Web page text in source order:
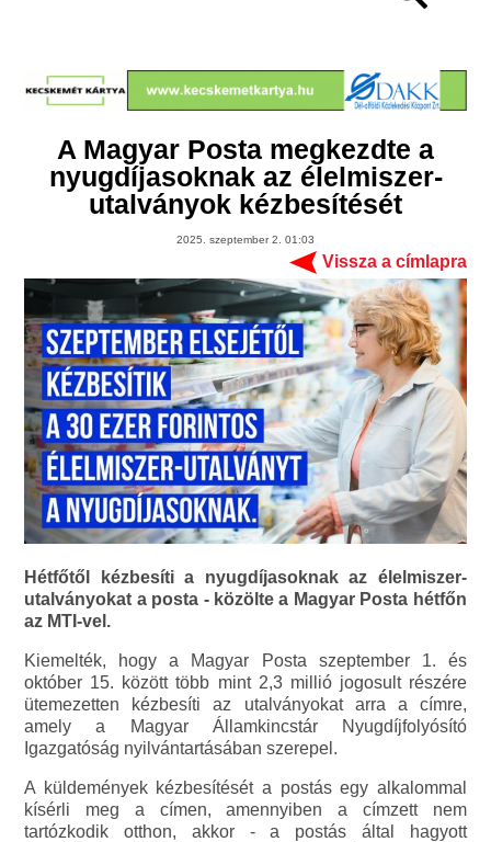
A Magyar Posta megkezdte a
nyugdíjasoknak az élelmiszer-
utalványok kézbesítését
2025. szeptember 2. 01:03
Vissza a címlapra
Hétfőtől kézbesíti a nyugdíjasoknak az élelmiszer-
utalványokat a posta - közölte a Magyar Posta hétfőn
az MTI-vel.
Kiemelték, hogy a Magyar Posta szeptember 1. és
október 15. között több mint 2,3 millió jogosult részére
ütemezetten kézbesíti az utalványokat arra a címre,
amely a Magyar Államkincstár Nyugdíjfolyósító
Igazgatóság nyilvántartásában szerepel.
A küldemények kézbesítését a postás egy alkalommal
kísérli meg a címen, amennyiben a címzett nem
tartózkodik otthon, akkor - a postás által hagyott